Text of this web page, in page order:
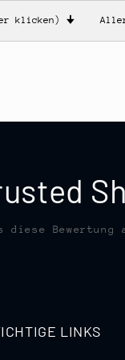
klicken) 🠋
Bewertung
LINKS